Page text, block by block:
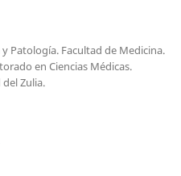
Patología. Facultad de Medicina.
en Ciencias Médicas.
Zulia.